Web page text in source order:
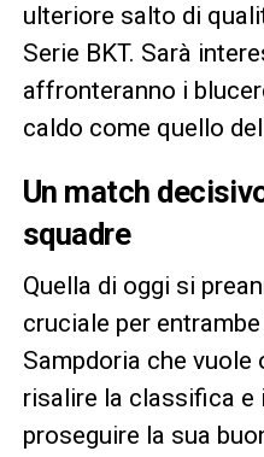
ulteriore salto di
Serie BKT. Sarà
affronteranno i
caldo come quello del
Un match
squadre
Quella di oggi si
cruciale per
Sampdoria che
risalire la classifica e
proseguire la sua